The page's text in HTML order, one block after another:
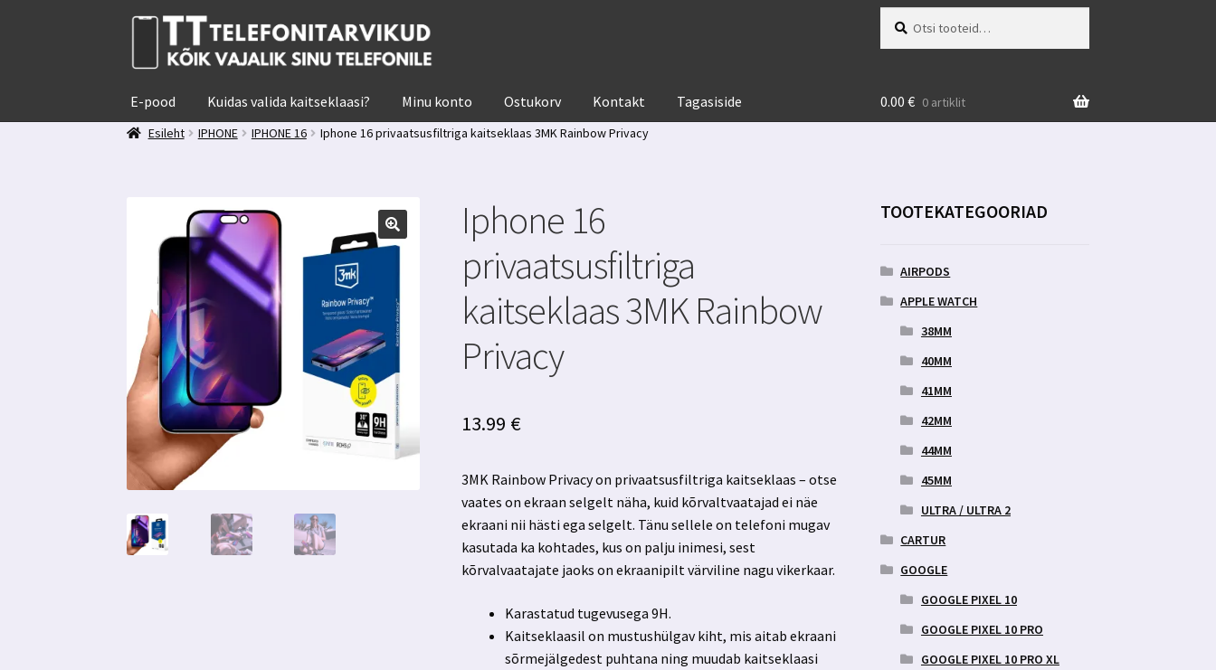
Liigu
navigeerimisele
Liigu
juurde
E-pood Kuidas valida kaitseklaasi? Minu konto Ostukorv Kontakt Tagasiside 0.00 € 0 artiklit
Esileht
IPHONE IPHONE 16 Iphone 16 privaatsusfiltriga kaitseklaas 3MK Rainbow Privacy
Iphone 16
privaatsusfiltriga
kaitseklaas 3MK Rainbow
Privacy
13.99 €
3MK Rainbow Privacy on privaatsusfiltriga kaitseklaas – otse
vaates on ekraan selgelt näha, kuid kõrvaltvaatajad ei näe
ekraani nii hästi ega selgelt. Tänu sellele on telefoni mugav
kasutada ka kohtades, kus on palju inimesi, sest
kõrvalvaatajate jaoks on ekraanipilt värviline nagu vikerkaar.
Karastatud tugevusega 9H.
Kaitseklaasil on mustushülgav kiht, mis aitab ekraani
sõrmejälgedest puhtana ning muudab kaitseklaasi
TOOTEKATEGOORIAD
AIRPODS
APPLE WATCH
38MM
40MM
41MM
42MM
44MM
45MM
ULTRA / ULTRA 2
CARTUR
GOOGLE
GOOGLE PIXEL 10
GOOGLE PIXEL 10 PRO
GOOGLE PIXEL 10 PRO XL